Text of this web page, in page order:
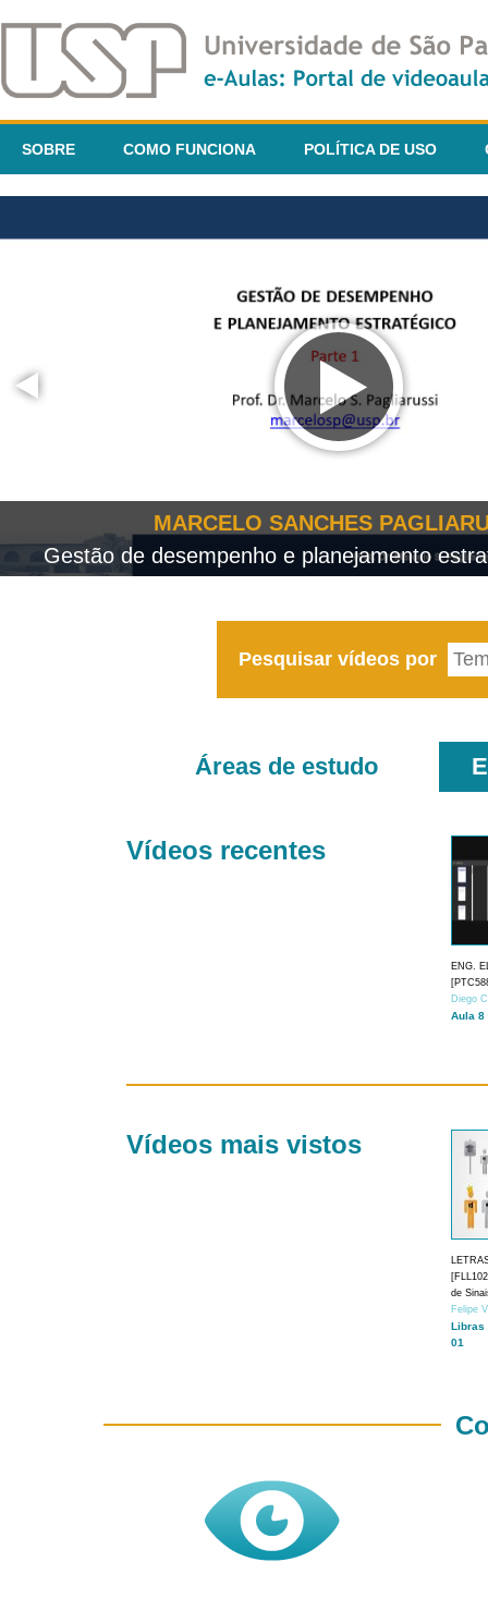
SOBRE COMO FUNCIONA POLÍTICA DE USO
MARCELO SANCHES
Gestão de desempenho e planejamento
Pesquisar vídeos por
Áreas de estudo
Vídeos recentes
ENG.
Diego
Aula 8
Vídeos mais vistos
de
Felipe
Libras
01